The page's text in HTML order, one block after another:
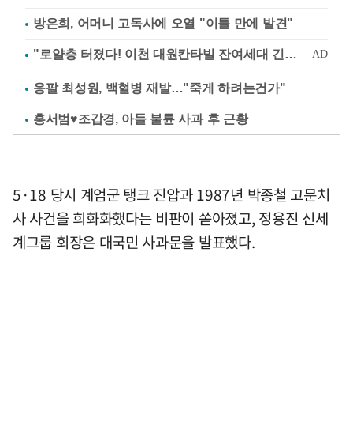
방은희, 어머니 고독사에 오열 "이틀 만에 발견"
응팔 최성원, 백혈병 재발…"죽게 하려는건가"
홍서범♥조갑경, 아들 불륜 사과 후 근황
5·18 당시 계엄군 탱크 진압과 1987년 박종철 고문치
사 사건을 희화화했다는 비판이 쏟아졌고, 정용진 신세
계그룹 회장은 대국민 사과문을 발표했다.